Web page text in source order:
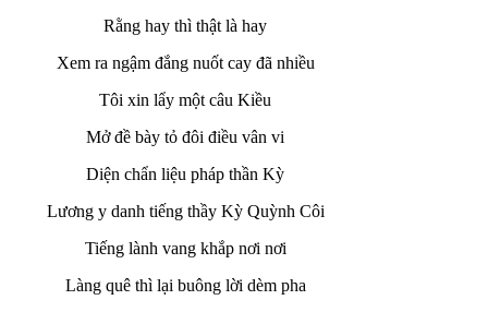
Rằng hay thì thật là hay
Xem ra ngậm đắng nuốt cay đã nhiều
Tôi xin lẩy một câu Kiều
Mở đề bày tỏ đôi điều vân vi
Diện chẩn liệu pháp thần Kỳ
Lương y danh tiếng thầy Kỳ Quỳnh Côi
Tiếng lành vang khắp nơi nơi
Làng quê thì lại buông lời dèm pha